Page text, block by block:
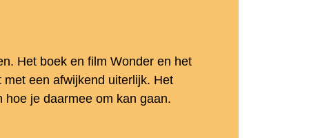
Het boek en film Wonder en het
met een afwijkend uiterlijk. Het
hoe je daarmee om kan gaan.